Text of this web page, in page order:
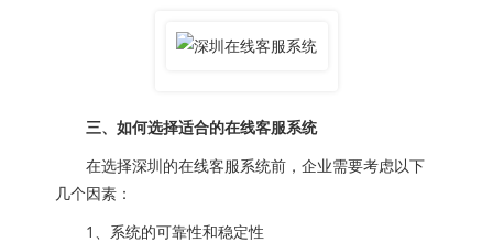
三、如何选择适合的在线客服系统
在选择深圳的在线客服系统前，企业需要考虑以下
几个因素：
1、系统的可靠性和稳定性